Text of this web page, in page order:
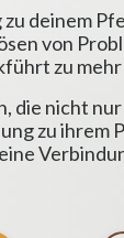
deinem
von
zu
die nicht
zu ihrem